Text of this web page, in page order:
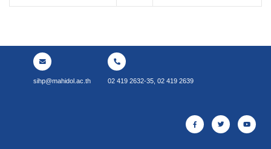
sihp@mahidol.ac.th 02 419 2632-35, 02 419 2639